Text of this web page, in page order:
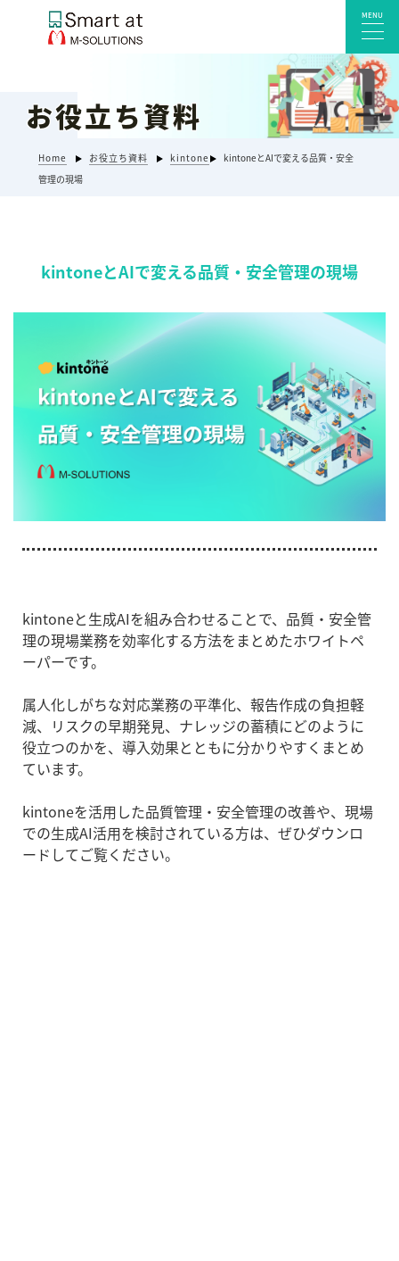
サービス一覧
Smart at reception 会社受付
Smart at reception 工場受付
システム開発
Smart at GATE for LINE WORKS
みやすい解析
MENU
お役立ち資料
Home お役立ち資料 kintone
kintoneとAIで変える品質・安全
管理の現場
kintoneとAIで変える品質・安全管理の現場
kintoneと生成AIを組み合わせることで、品質・安全管
理の現場業務を効率化する方法をまとめたホワイトペ
ーパーです。
属人化しがちな対応業務の平準化、報告作成の負担軽
減、リスクの早期発見、ナレッジの蓄積にどのように
役立つのかを、導入効果とともに分かりやすくまとめ
ています。
kintoneを活用した品質管理・安全管理の改善や、現場
での生成AI活用を検討されている方は、ぜひダウンロ
ードしてご覧ください。